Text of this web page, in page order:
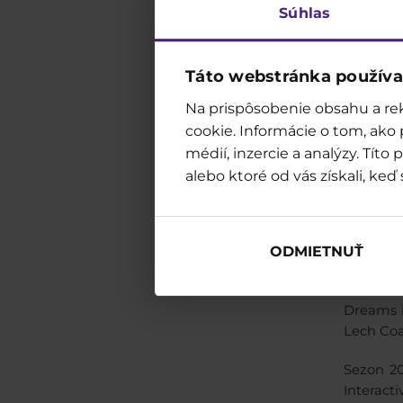
Súhlas
Táto webstránka
Na prispôsobenie obsahu a
cookie. Informácie o tom,
médií, inzercie a analýzy.
alebo ktoré od vás získali,
ODMIETNUŤ
Obecnie
2015
z nową
30
tylko
Dreams
Lech
Sezon